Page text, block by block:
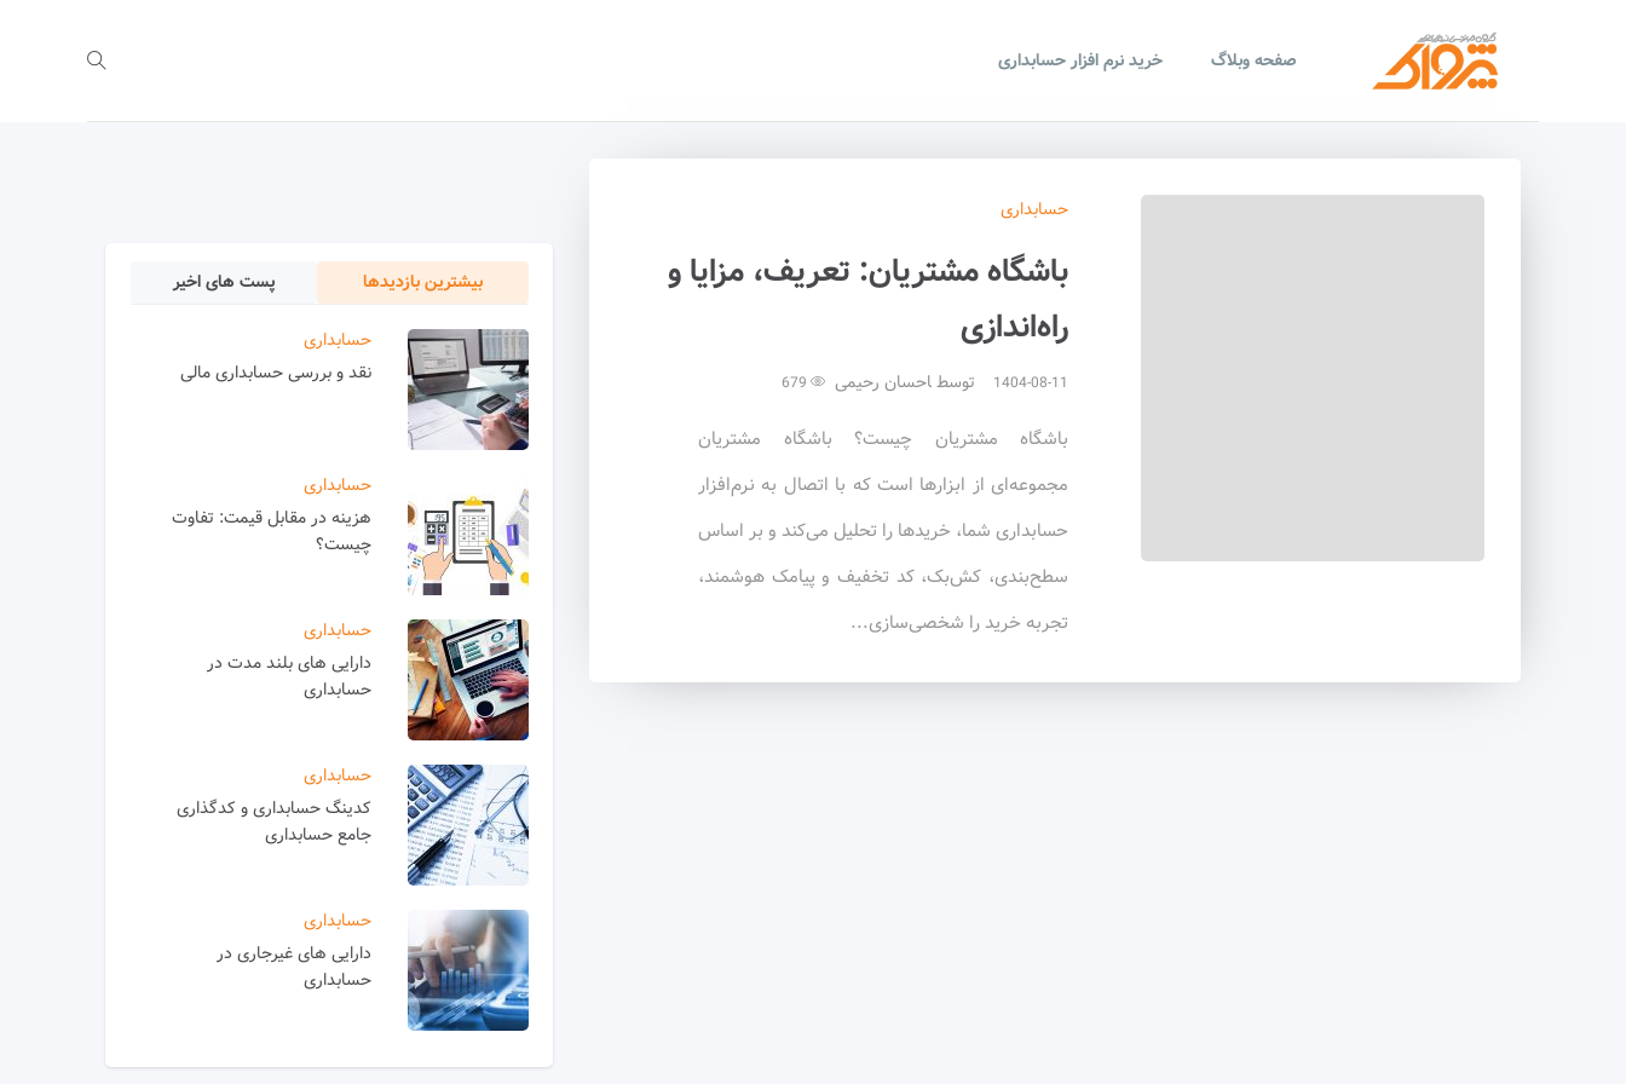
صفحه وبلاگ خرید نرم افزار حسابداری
حسابداری
باشگاه مشتریان: تعریف، مزایا و
راه‌اندازی
1404-08-11 توسط احسان رحیمی
باشگاه مشتریان چیست؟ باشگاه مشتریان
مجموعه‌ای از ابزارها است که با اتصال به نرم‌افزار
حسابداری شما، خریدها را تحلیل می‌کند و بر اساس
سطح‌بندی، کش‌بک، کد تخفیف و پیامک هوشمند،
تجربه خرید را شخصی‌سازی...
بیشترین بازدیدها پست های اخیر
حسابداری
نقد و بررسی حسابداری مالی
حسابداری
هزینه در مقابل قیمت: تفاوت
چیست؟
حسابداری
دارایی های بلند مدت در
حسابداری
حسابداری
کدینگ حسابداری و کدگذاری
جامع حسابداری
حسابداری
دارایی های غیرجاری در
حسابداری